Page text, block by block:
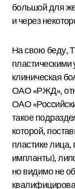
большой для
и через
На свою беду,
клиническая
ОАО «РЖД»,
ОАО
такое
которой,
пластике лица,
импланты),
но видимо не